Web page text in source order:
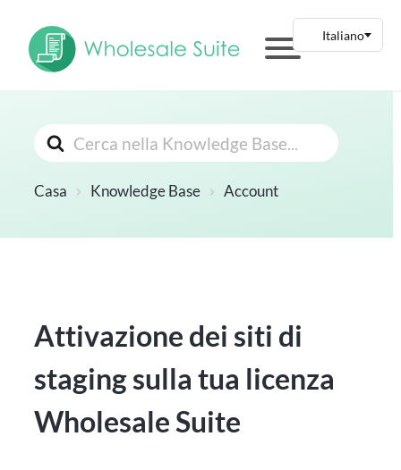
Cerca
Casa Knowledge Base Account
Attivazione dei siti di
staging sulla tua licenza
Wholesale Suite